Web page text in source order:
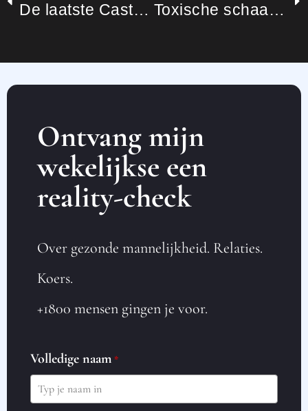
De laatste Castraat Toxische schaamte
Ontvang mijn
wekelijkse een
reality-check
Over gezonde mannelijkheid. Relaties.
Koers.
+1800 mensen gingen je voor.
Volledige naam *